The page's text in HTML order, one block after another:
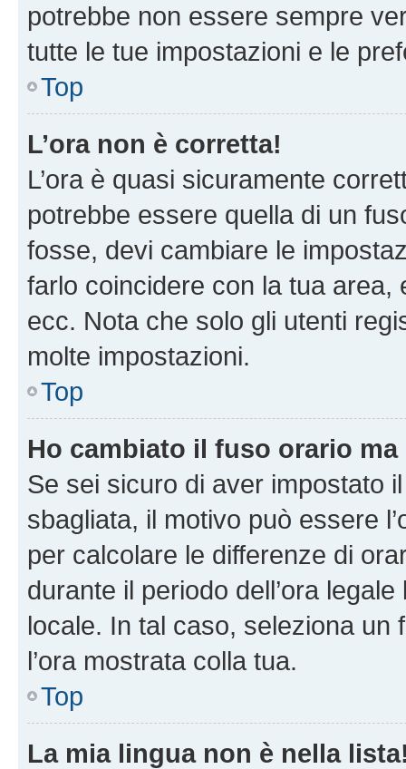
potrebbe non essere sempre
tutte le tue impostazioni e le
Top
L’ora non è corretta!
L’ora è quasi sicuramente
potrebbe essere quella di un
fosse, devi cambiare le
farlo coincidere con la tua area,
ecc. Nota che solo gli utenti
molte impostazioni.
Top
Ho cambiato il fuso orario ma
Se sei sicuro di aver impostato
sbagliata, il motivo può essere
per calcolare le differenze di
durante il periodo dell’ora
locale. In tal caso, seleziona
l’ora mostrata colla tua.
Top
La mia lingua non è nella